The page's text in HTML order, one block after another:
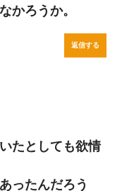
かろうか。
返信する
たとしても欲情
ったんだろう